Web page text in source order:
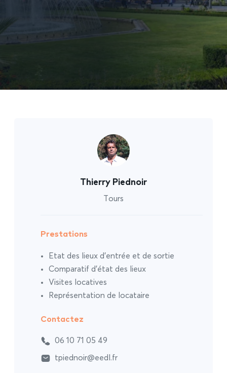
Thierry Piednoir
Tours
Prestations
Etat des lieux d’entrée et de sortie
Comparatif d’état des lieux
Visites locatives
Représentation de locataire
Contactez
06 10 71 05 49
tpiednoir@eedl.fr